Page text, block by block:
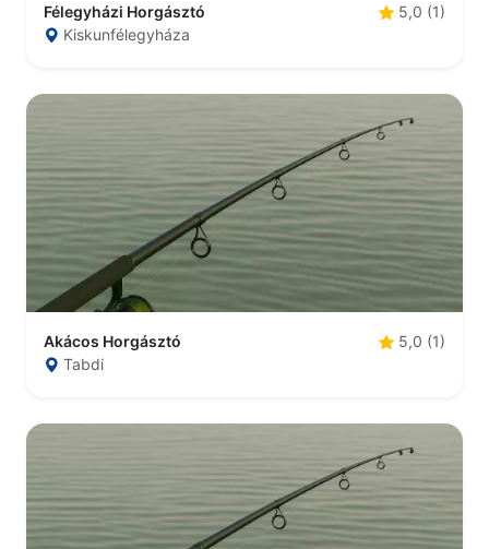
Félegyházi Horgásztó
5,0 (1)
Kiskunfélegyháza
Akácos Horgásztó
5,0 (1)
Tabdi